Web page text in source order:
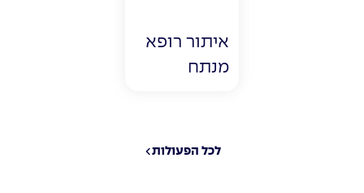
איתור רופא
מנתח
לכל הפעולות